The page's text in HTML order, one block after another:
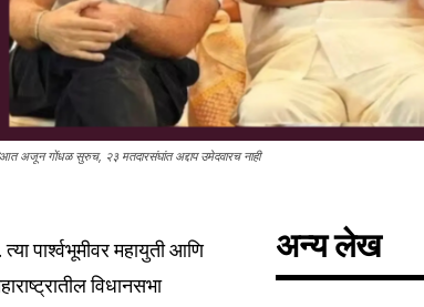
अजून गोंधळ सुरुच, २३ मतदारसंघांत अद्दाप उमेदवारच नाही
पार्श्वभूमीवर महायुती आणि
विधानसभा
अन्य लेख